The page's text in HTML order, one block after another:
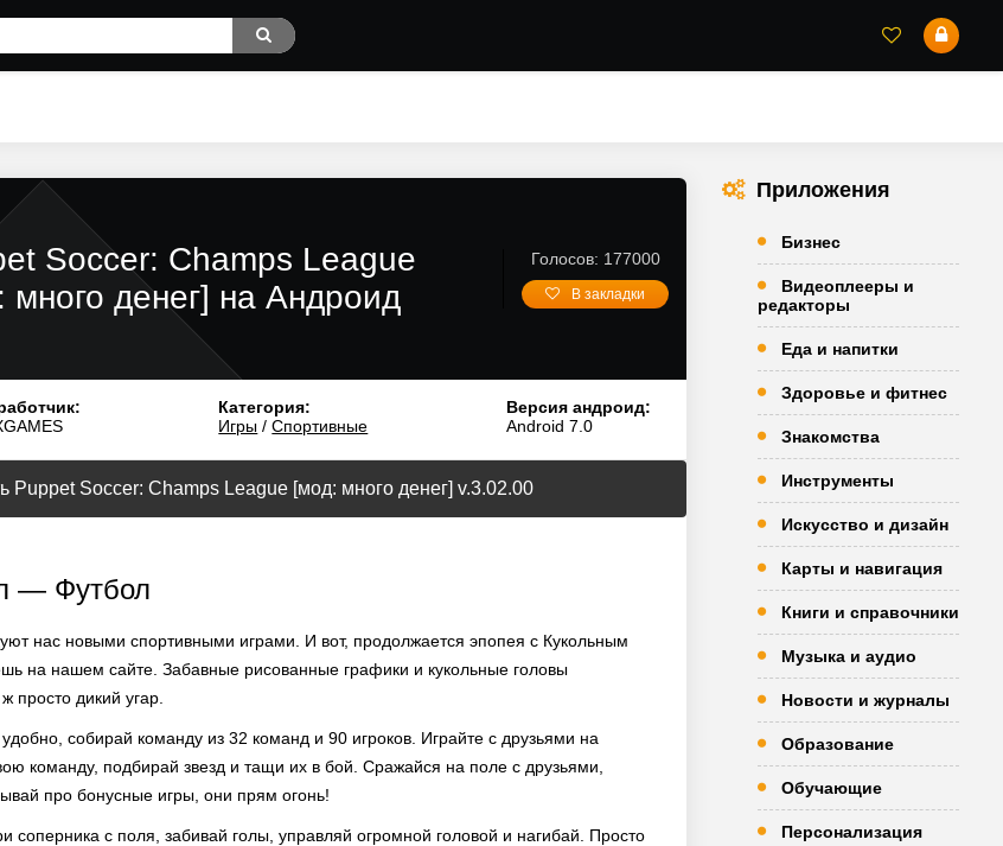
Soccer: Champs League
много денег] на Андроид
Голосов: 177000
В закладки
Категория:
Игры /Спортивные
Версия андроид:
Android 7.0
Puppet Soccer: Champs League [мод: много денег] v.3.02.00
— Футбол
нас новыми спортивными играми. И вот, продолжается эпопея с Кукольным
на нашем сайте. Забавные рисованные графики и кукольные головы
просто дикий угар.
собирай команду из 32 команд и 90 игроков. Играйте с друзьями на
команду, подбирай звезд и тащи их в бой. Сражайся на поле с друзьями,
про бонусные игры, они прям огонь!
соперника с поля, забивай голы, управляй огромной головой и нагибай. Просто
Приложения
Бизнес
Видеоплееры и
редакторы
Еда и напитки
Здоровье и фитнес
Знакомства
Инструменты
Искусство и дизайн
Карты и навигация
Книги и справочники
Музыка и аудио
Новости и журналы
Образование
Обучающие
Персонализация